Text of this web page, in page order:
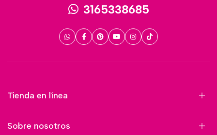
3165338685
Tienda en línea
Sobre nosotros